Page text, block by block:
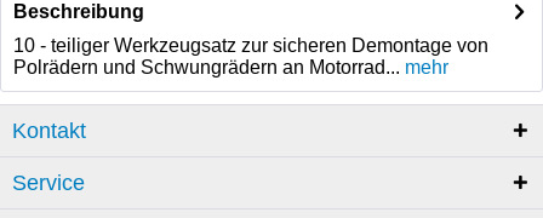
Beschreibung
10 - teiliger Werkzeugsatz zur sicheren Demontage von
Polrädern und Schwungrädern an Motorrad... mehr
Kontakt
Service